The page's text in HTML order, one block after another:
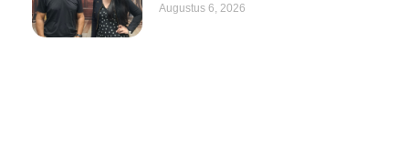
Augustus 6, 2026